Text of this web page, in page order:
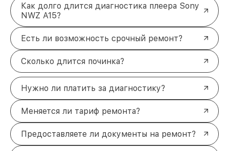
Как долго длится диагностика плеера Sony
NWZ A15?
Есть ли возможность срочный ремонт?
Сколько длится починка?
Нужно ли платить за диагностику?
Меняется ли тариф ремонта?
Предоставляете ли документы на ремонт?